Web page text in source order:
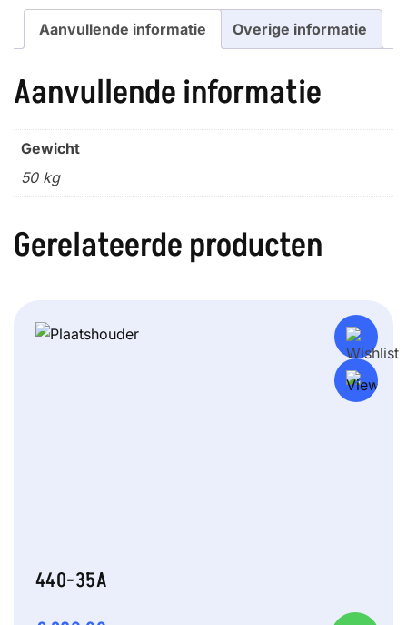
Aanvullende informatie Overige informatie
Aanvullende informatie
Gewicht
50 kg
Gerelateerde producten
440-35A